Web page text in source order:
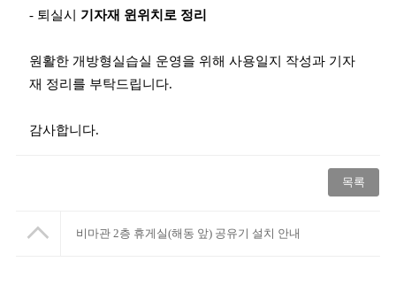
- 퇴실시 기자재 윈위치로 정리
원활한 개방형실습실 운영을 위해 사용일지 작성과 기자
재 정리를 부탁드립니다.
감사합니다.
목록
비마관 2층 휴게실(해동 앞) 공유기 설치 안내